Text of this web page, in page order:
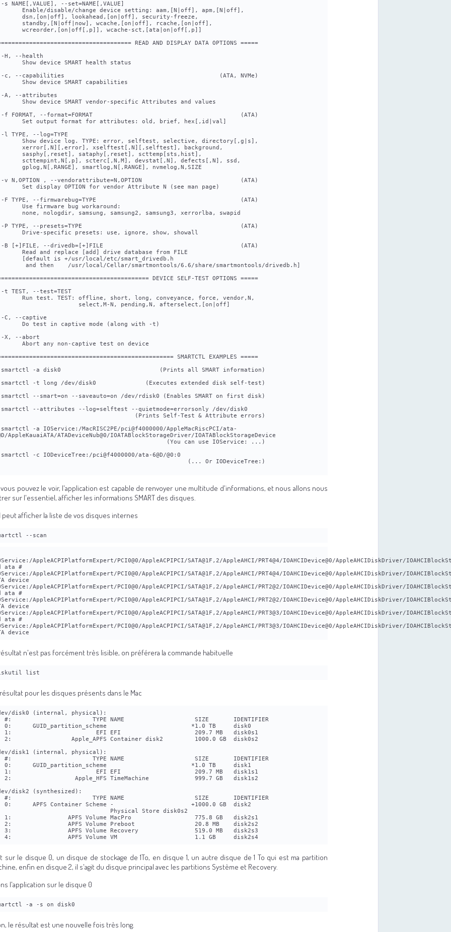
NAME[,VALUE], --set=NAME[,VALUE]
disable/change device setting: aam,[N|off], apm,[N|off],
lookahead,[on|off], security-freeze,
wcache,[on|off], rcache,[on|off],
wcache-sct,[ata|on|off[,p]]
READ AND DISPLAY DATA OPTIONS =====
--health
device SMART health status
--capabilities                                            (ATA, NVMe)
device SMART capabilities
--attributes
device SMART vendor-specific Attributes and values
FORMAT, --format=FORMAT                                          (ATA)
output format for attributes: old, brief, hex[,id|val]
TYPE, --log=TYPE
device log. TYPE: error, selftest, selective, directory[,g|s],
xselftest[,N][,selftest], background,
sataphy[,reset], scttemp[sts,hist],
scterc[,N,M], devstat[,N], defects[,N], ssd,
smartlog,N[,RANGE], nvmelog,N,SIZE
N,OPTION , --vendorattribute=N,OPTION                            (ATA)
display OPTION for vendor Attribute N (see man page)
TYPE, --firmwarebug=TYPE                                         (ATA)
firmware bug workaround:
nologdir, samsung, samsung2, samsung3, xerrorlba, swapid
TYPE, --presets=TYPE                                             (ATA)
specific presets: use, ignore, show, showall
[+]FILE, --drivedb=[+]FILE                                       (ATA)
and replace [add] drive database from FILE
is +/usr/local/etc/smart_drivedb.h
then    /usr/local/Cellar/smartmontools/6.6/share/smartmontools/drivedb.h]
DEVICE SELF-TEST OPTIONS =====
TEST, --test=TEST
test. TEST: offline, short, long, conveyance, force, vendor,N,
N, pending,N, afterselect,[on|off]
--captive
test in captive mode (along with -t)
--abort
any non-captive test on device
SMARTCTL EXAMPLES =====
-a disk0                            (Prints all SMART information)
-t long /dev/disk0              (Executes extended disk self-test)
--smart=on --saveauto=on /dev/rdisk0 (Enables SMART on first disk)
--attributes --log=selftest --quietmode=errorsonly /dev/disk0
Self-Test & Attribute errors)
-a IOService:/MacRISC2PE/pci@f4000000/AppleMacRiscPCI/ata-
AppleKauaiATA/ATADeviceNub@0/IOATABlockStorageDriver/IOATABlockStorageDevice
can use IOService: ...)
-c IODeviceTree:/pci@f4000000/ata-6@D/@0:0
Or IODeviceTree:)
vous pouvez le voir, l'application est capable de renvoyer une multitude d'informations, et nous allons nous
sur l'essentiel, afficher les informations SMART des disques.
peut afficher la liste de vos disques internes
--scan
AppleACPIPlatformExpert/PCI0@0/AppleACPIPCI/SATA@1F,2/AppleAHCI/PRT4@4/IOAHCIDevice@0/AppleAHCIDiskDriver/
ata #
AppleACPIPlatformExpert/PCI0@0/AppleACPIPCI/SATA@1F,2/AppleAHCI/PRT4@4/IOAHCIDevice@0/AppleAHCIDiskDriver/
device
AppleACPIPlatformExpert/PCI0@0/AppleACPIPCI/SATA@1F,2/AppleAHCI/PRT2@2/IOAHCIDevice@0/AppleAHCIDiskDriver/
ata #
AppleACPIPlatformExpert/PCI0@0/AppleACPIPCI/SATA@1F,2/AppleAHCI/PRT2@2/IOAHCIDevice@0/AppleAHCIDiskDriver/
device
AppleACPIPlatformExpert/PCI0@0/AppleACPIPCI/SATA@1F,2/AppleAHCI/PRT3@3/IOAHCIDevice@0/AppleAHCIDiskDriver/
ata #
AppleACPIPlatformExpert/PCI0@0/AppleACPIPCI/SATA@1F,2/AppleAHCI/PRT3@3/IOAHCIDevice@0/AppleAHCIDiskDriver/
device
n'est pas forcément très lisible, on préférera la commande habituelle
list
pour les disques présents dans le Mac
disk0 (internal, physical):
TYPE NAME                    SIZE       IDENTIFIER
GUID_partition_scheme                        *1.0 TB     disk0
EFI EFI                     209.7 MB   disk0s1
Apple_APFS Container disk2         1000.0 GB  disk0s2
disk1 (internal, physical):
TYPE NAME                    SIZE       IDENTIFIER
GUID_partition_scheme                        *1.0 TB     disk1
EFI EFI                     209.7 MB   disk1s1
Apple_HFS TimeMachine             999.7 GB   disk1s2
disk2 (synthesized):
TYPE NAME                    SIZE       IDENTIFIER
APFS Container Scheme -                      +1000.0 GB  disk2
Store disk0s2
APFS Volume MacPro                  775.8 GB   disk2s1
APFS Volume Preboot                 20.8 MB    disk2s2
APFS Volume Recovery                519.0 MB   disk2s3
APFS Volume VM                      1.1 GB     disk2s4
sur le disque 0, un disque de stockage de 1To, en disque 1, un autre disque de 1 To qui est ma partition
enfin en disque 2, il s'agit du disque principal avec les partitions Système et Recovery.
l'application sur le disque 0
-a -s on disk0
le résultat est une nouvelle fois très long.